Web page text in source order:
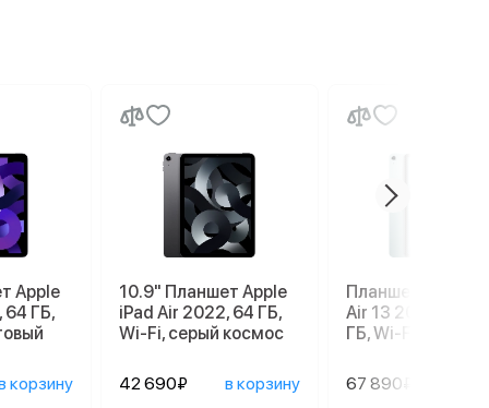
Apple
64 ГБ,
корзину
10.9" Планшет Apple
iPad Air 2022, 64 ГБ,
Wi-Fi, серый космос
42 690₽ в корзину
Планшет Apple
Air 13 2026 M4,
ГБ, Wi-Fi, Blue,
67 890₽